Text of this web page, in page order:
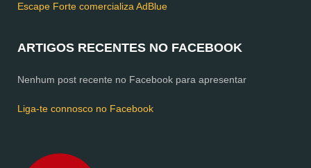
Escape Forte comercializa AdBlue
ARTIGOS RECENTES NO FACEBOOK
Nenhum post recente no Facebook para apresentar
Liga-te connosco no Facebook